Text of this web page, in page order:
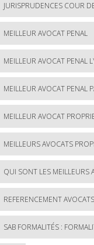
JURISPRUDENCES COUR
MEILLEUR AVOCAT PENAL
MEILLEUR AVOCAT PENAL
MEILLEUR AVOCAT PENAL
MEILLEUR AVOCAT
MEILLEURS AVOCATS
QUI SONT LES MEILLEURS
REFERENCEMENT
SAB FORMALITÉS :